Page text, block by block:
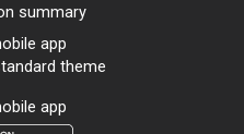
summary
app
theme
app